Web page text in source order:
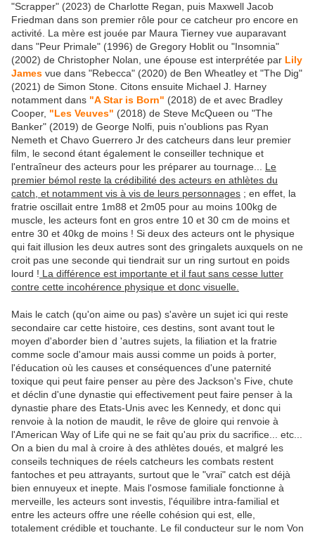
"Scrapper" (2023) de Charlotte Regan, puis Maxwell Jacob
Friedman dans son premier rôle pour ce catcheur pro encore en
activité. La mère est jouée par Maura Tierney vue auparavant
dans "Peur Primale" (1996) de Gregory Hoblit ou "Insomnia"
(2002) de Christopher Nolan, une épouse est interprétée par Lily
James vue dans "Rebecca" (2020) de Ben Wheatley et "The Dig"
(2021) de Simon Stone. Citons ensuite Michael J. Harney
notamment dans "A Star is Born" (2018) de et avec Bradley
Cooper, "Les Veuves" (2018) de Steve McQueen ou "The
Banker" (2019) de George Nolfi, puis n'oublions pas Ryan
Nemeth et Chavo Guerrero Jr des catcheurs dans leur premier
film, le second étant également le conseiller technique et
l'entraîneur des acteurs pour les préparer au tournage... Le
premier bémol reste la crédibilité des acteurs en athlètes du
catch, et notamment vis à vis de leurs personnages ; en effet, la
fratrie oscillait entre 1m88 et 2m05 pour au moins 100kg de
muscle, les acteurs font en gros entre 10 et 30 cm de moins et
entre 30 et 40kg de moins ! Si deux des acteurs ont le physique
qui fait illusion les deux autres sont des gringalets auxquels on ne
croit pas une seconde qui tiendrait sur un ring surtout en poids
lourd ! La différence est importante et il faut sans cesse lutter
contre cette incohérence physique et donc visuelle.
Mais le catch (qu'on aime ou pas) s'avère un sujet ici qui reste
secondaire car cette histoire, ces destins, sont avant tout le
moyen d'aborder bien d 'autres sujets, la filiation et la fratrie
comme socle d'amour mais aussi comme un poids à porter,
l'éducation où les causes et conséquences d'une paternité
toxique qui peut faire penser au père des Jackson's Five, chute
et déclin d'une dynastie qui effectivement peut faire penser à la
dynastie phare des Etats-Unis avec les Kennedy, et donc qui
renvoie à la notion de maudit, le rêve de gloire qui renvoie à
l'American Way of Life qui ne se fait qu'au prix du sacrifice... etc...
On a bien du mal à croire à des athlètes doués, et malgré les
conseils techniques de réels catcheurs les combats restent
fantoches et peu attrayants, surtout que le "vrai" catch est déjà
bien ennuyeux et inepte. Mais l'osmose familiale fonctionne à
merveille, les acteurs sont investis, l'équilibre intra-familial et
entre les acteurs offre une réelle cohésion qui est, elle,
totalement crédible et touchante. Le fil conducteur sur le nom Von